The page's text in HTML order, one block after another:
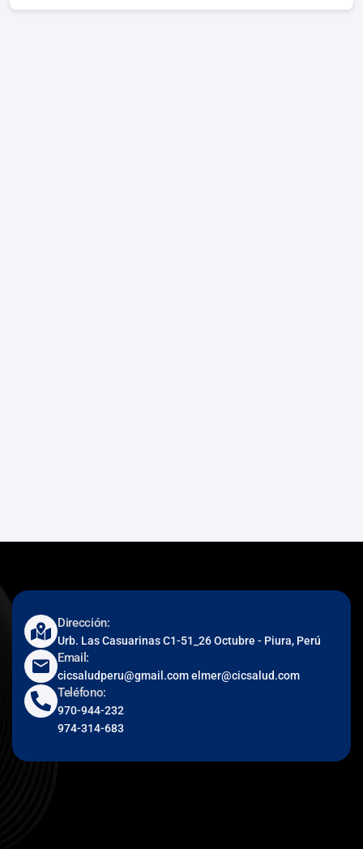
Dirección:
Urb. Las Casuarinas C1-51_26 Octubre - Piura, Perú
Email:
cicsaludperu@gmail.com elmer@cicsalud.com
Teléfono:
970-944-232
974-314-683